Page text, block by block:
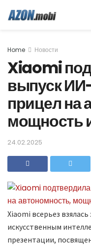
Home Новости
Xiaomi
выпуск
прицел на
мощность
24.02.2025
Xiaomi всерьез
искусственным
презентации,